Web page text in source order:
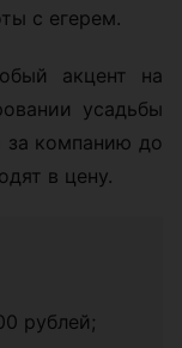
с егерем.
акцент на
усадьбы
за компанию до
в цену.
рублей;